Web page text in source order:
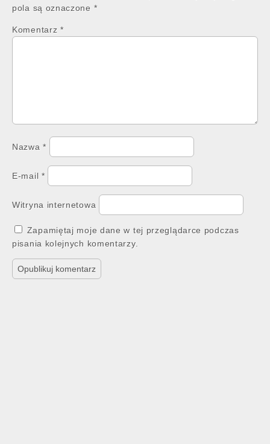
pola są oznaczone *
Komentarz *
Nazwa*
E-mail *
Witryna internetowa
Zapamiętaj moje dane w tej przeglądarce podczas
pisania kolejnych komentarzy.